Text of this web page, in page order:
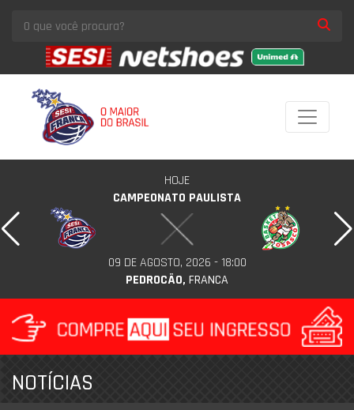
HOJE
CAMPEONATO PAULISTA
09 DE AGOSTO, 2026 - 18:00
PEDROCÃO, FRANCA
NOTÍCIAS